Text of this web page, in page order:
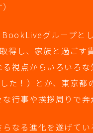
グループと
し、家族と過ごす
視点からいろいろな
た！）とか、東京
行事や挨拶周りで奔
なる進化を遂げて